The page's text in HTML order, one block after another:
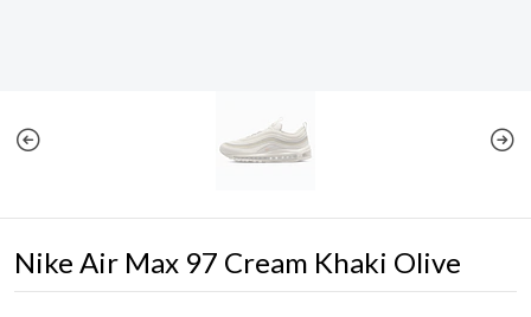
Nike Air Max 97 Cream Khaki Olive